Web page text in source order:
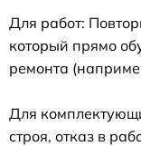
Для работ:
который прямо
ремонта
Для
строя, отказ в